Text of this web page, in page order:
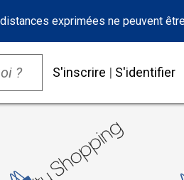
exprimées ne peuvent
S'inscrire | S'identifier